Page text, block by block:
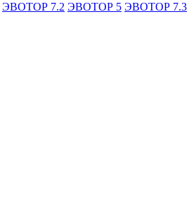
ЭВОТОР 7.2 ЭВОТОР 5 ЭВОТОР 7.3